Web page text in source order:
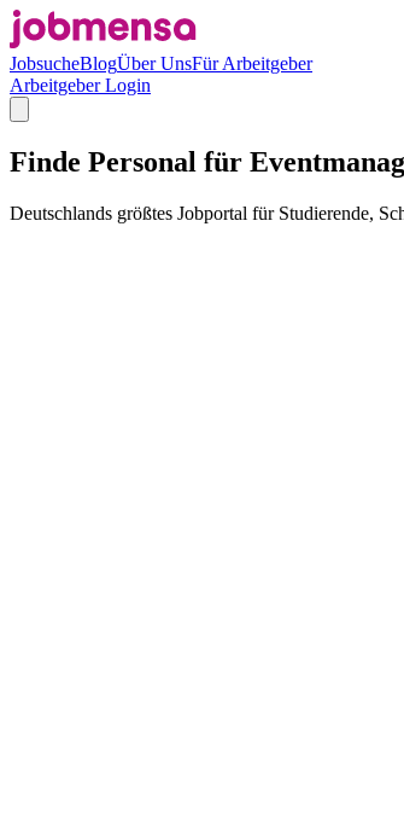
JobsucheBlogÜber UnsFür Arbeitgeber
Arbeitgeber Login
Finde Personal für
Deutschlands größtes Jobportal für Studierende,